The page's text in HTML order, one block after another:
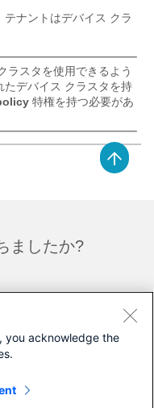
ナントはデバイス クラ
ラスタを使用できるよう
たデバイス クラスタを持
特権を持つ必要があ
ましたか?
you acknowledge the